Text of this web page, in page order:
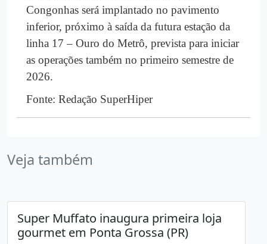
Congonhas será implantado no pavimento
inferior, próximo à saída da futura estação da
linha 17 – Ouro do Metrô, prevista para iniciar
as operações também no primeiro semestre de
2026.
Fonte: Redação SuperHiper
Veja também
Super Muffato inaugura primeira loja
gourmet em Ponta Grossa (PR)